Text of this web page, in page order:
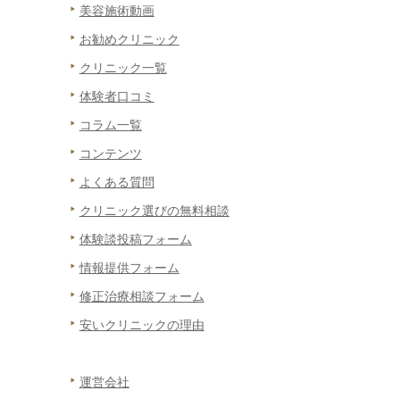
美容施術動画
お勧めクリニック
クリニック一覧
体験者口コミ
コラム一覧
コンテンツ
よくある質問
クリニック選びの無料相談
体験談投稿フォーム
情報提供フォーム
修正治療相談フォーム
安いクリニックの理由
運営会社